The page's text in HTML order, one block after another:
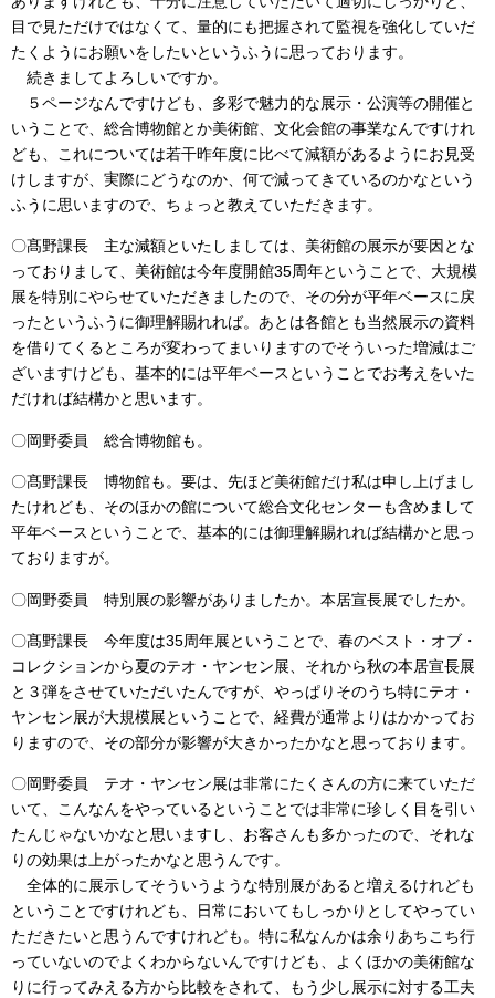
目で見ただけではなくて、量的にも把握されて監視を強化していだ
たくようにお願いをしたいというふうに思っております。
続きましてよろしいですか。
５ページなんですけども、多彩で魅力的な展示・公演等の開催と
いうことで、総合博物館とか美術館、文化会館の事業なんですけれ
ども、これについては若干昨年度に比べて減額があるようにお見受
けしますが、実際にどうなのか、何で減ってきているのかなという
ふうに思いますので、ちょっと教えていただきます。
〇髙野課長 主な減額といたしましては、美術館の展示が要因とな
っておりまして、美術館は今年度開館35周年ということで、大規模
展を特別にやらせていただきましたので、その分が平年ベースに戻
ったというふうに御理解賜れれば。あとは各館とも当然展示の資料
を借りてくるところが変わってまいりますのでそういった増減はご
ざいますけども、基本的には平年ベースということでお考えをいた
だければ結構かと思います。
〇岡野委員 総合博物館も。
〇髙野課長 博物館も。要は、先ほど美術館だけ私は申し上げまし
たけれども、そのほかの館について総合文化センターも含めまして
平年ベースということで、基本的には御理解賜れれば結構かと思っ
ておりますが。
〇岡野委員 特別展の影響がありましたか。本居宣長展でしたか。
〇髙野課長 今年度は35周年展ということで、春のベスト・オブ・
コレクションから夏のテオ・ヤンセン展、それから秋の本居宣長展
と３弾をさせていただいたんですが、やっぱりそのうち特にテオ・
ヤンセン展が大規模展ということで、経費が通常よりはかかってお
りますので、その部分が影響が大きかったかなと思っております。
〇岡野委員 テオ・ヤンセン展は非常にたくさんの方に来ていただ
いて、こんなんをやっているということでは非常に珍しく目を引い
たんじゃないかなと思いますし、お客さんも多かったので、それな
りの効果は上がったかなと思うんです。
全体的に展示してそういうような特別展があると増えるけれども
ということですけれども、日常においてもしっかりとしてやってい
ただきたいと思うんですけれども。特に私なんかは余りあちこち行
っていないのでよくわからないんですけども、よくほかの美術館な
りに行ってみえる方から比較をされて、もう少し展示に対する工夫